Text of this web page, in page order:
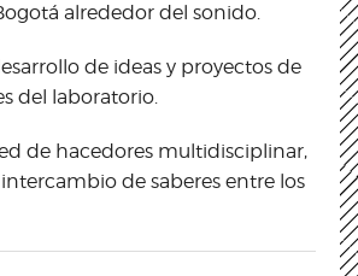
alrededor del sonido.
de ideas y proyectos de
del laboratorio.
de hacedores multidisciplinar,
de saberes entre los